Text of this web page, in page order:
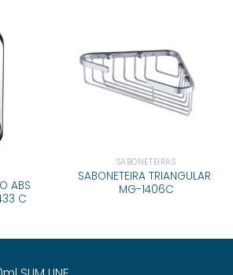
ABS
C
SABONETEIRAS
SABONETEIRA TRIANGULAR
MG-1406C